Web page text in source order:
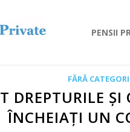
PENSII
FĂRĂ
DREPTURILE
ÎNCHEIAȚI UN